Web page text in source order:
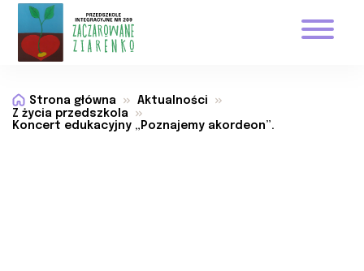
Strona główna
Aktualności
Z życia przedszkola
Koncert edukacyjny „Poznajemy akordeon”.